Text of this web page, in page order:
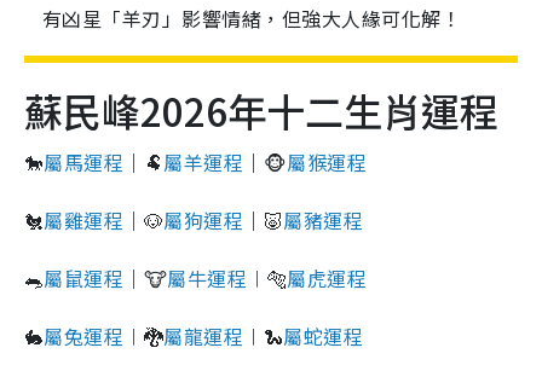
有凶星「羊刃」影響情緒，但強大人緣可化解！
蘇民峰2026年十二生肖運程
🐎屬馬運程 ｜🐏屬羊運程 ｜🐵屬猴運程
🐔屬雞運程 ｜🐶屬狗運程 ｜🐷屬豬運程
🐀屬鼠運程 ｜🐮屬牛運程 ︱🐅屬虎運程
🐇屬兔運程 ︱🐉屬龍運程 ︱🐍屬蛇運程